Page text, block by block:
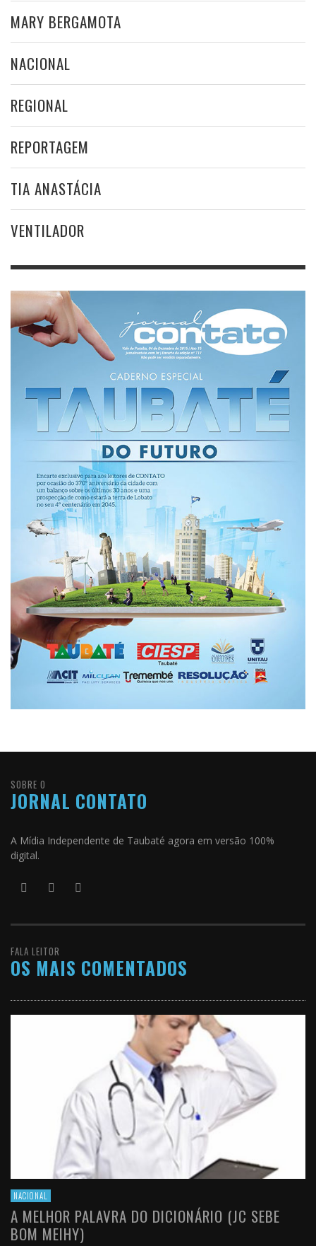
MARY BERGAMOTA
NACIONAL
REGIONAL
REPORTAGEM
TIA ANASTÁCIA
VENTILADOR
SOBRE O
JORNAL CONTATO
A Mídia Independente de Taubaté agora em versão 100%
digital.
FALA LEITOR
OS MAIS COMENTADOS
NACIONAL
A MELHOR PALAVRA DO DICIONÁRIO (JC SEBE
BOM MEIHY)